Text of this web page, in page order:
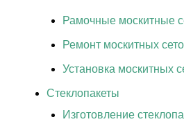
Рамочные москитные
Ремонт москитных
Установка москитных
Стеклопакеты
Изготовление